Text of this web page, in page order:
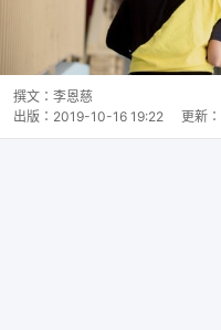
撰文： 李恩慈
出版： 2019-10-16 19:22 更新：